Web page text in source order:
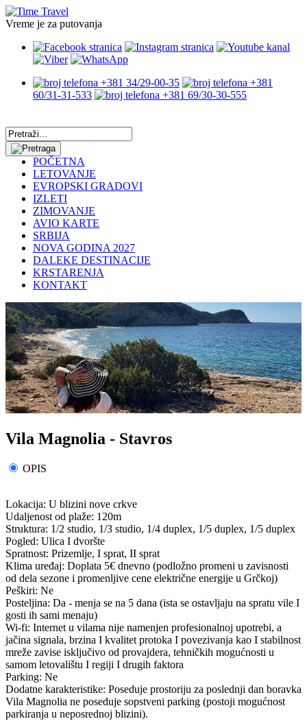
Vreme je za putovanja
+381 34/29-00-35
+381
60/31-31-533
+381 69/30-30-555
POČETNA
LETOVANJE
EVROPSKI GRADOVI
IZLETI
ZIMOVANJE
AVIO KARTE
SRBIJA
NOVA GODINA 2027
DALEKE DESTINACIJE
KRSTARENJA
KONTAKT
Vila Magnolia - Stavros
OPIS
Lokacija: U blizini nove crkve
Udaljenost od plaže: 120m
Struktura: 1/2 studio, 1/3 studio, 1/4 duplex, 1/5 duplex, 1/5 duplex
Pogled: Ulica I dvoršte
Spratnost: Prizemlje, I sprat, II sprat
Klima uređaj: Doplata 5€ dnevno (podložno promeni u zavisnosti
od dela sezone i promenljive cene električne energije u Grčkoj)
Peškiri: Ne
Posteljina: Da - menja se na 5 dana (ista se ostavljaju na spratu vile I
gosti ih sami menaju)
Wi-fi: Internet u vilama nije namenjen profesionalnoj upotrebi, a
jačina signala, brzina I kvalitet protoka I povezivanja kao I stabilnost
mreže zavise isključivo od provajdera, tehničkih mogućnosti u
samom letovalištu I regiji I drugih faktora
Parking: Ne
Dodatne karakteristike: Poseduje prostoriju za poslednji dan boravka
Vila Magnolia ne poseduje sopstveni parking (postoji mogućnost
parkiranja u neposrednoj blizini).